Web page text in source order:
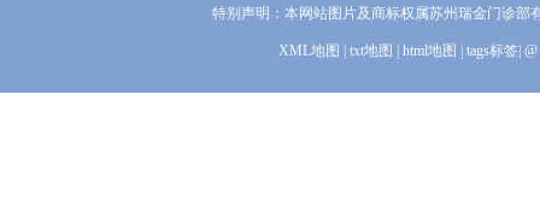
特别声明：本网站图片及商标权属苏州瑞金门诊
XML地图 txt地图 html地图 tags标签 |